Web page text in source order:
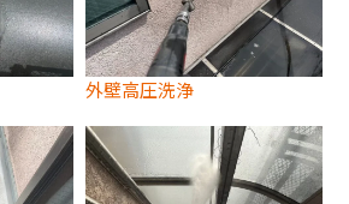
外壁高圧洗浄